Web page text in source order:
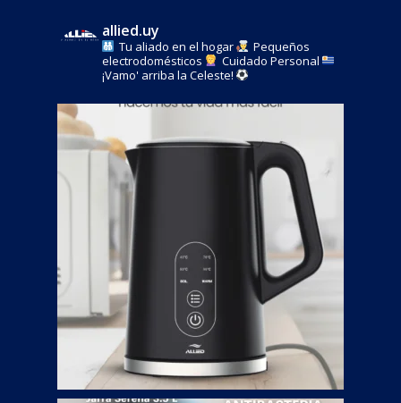
allied.uy
Tu aliado en el hogar
Pequeños
electrodomésticos
Cuidado Personal
¡Vamo' arriba la Celeste!